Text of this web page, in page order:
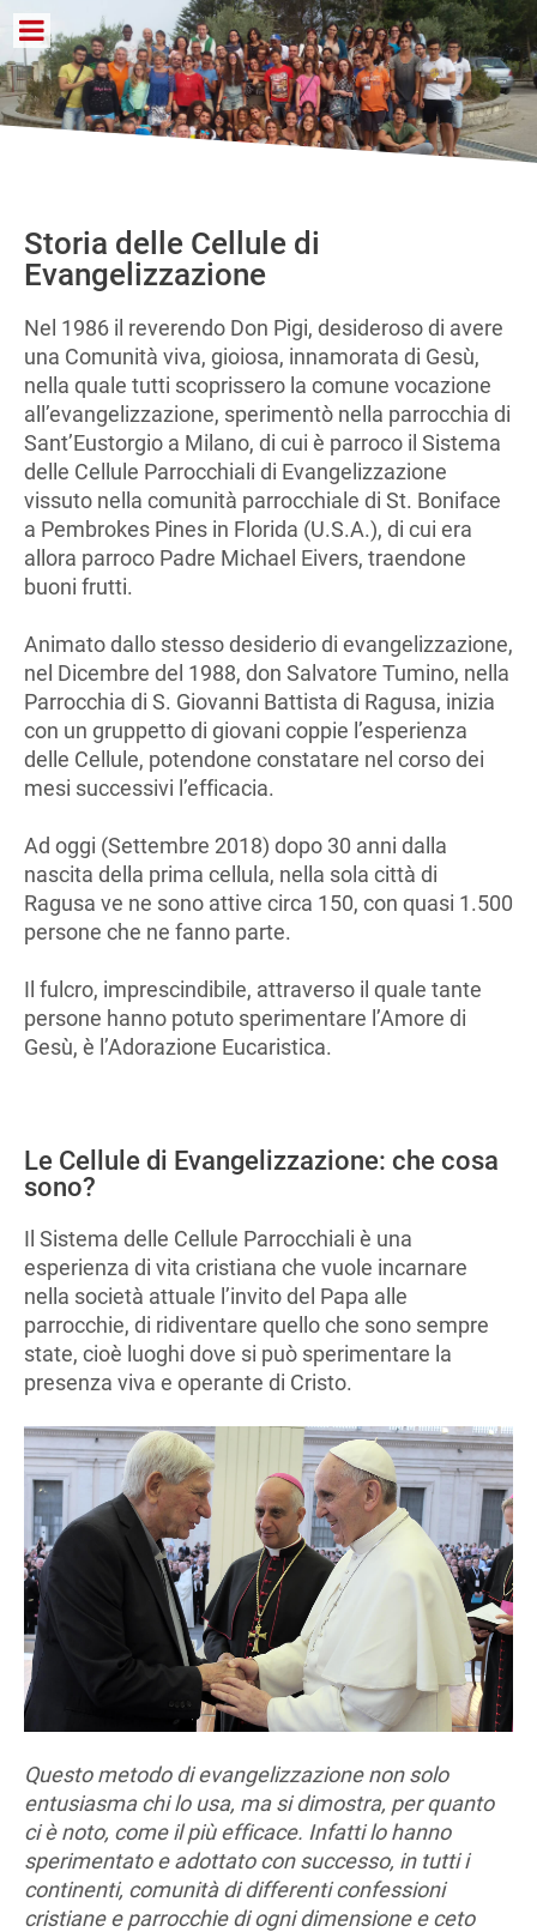
Storia delle Cellule di
Evangelizzazione
Nel 1986 il reverendo Don Pigi, desideroso di avere
una Comunità viva, gioiosa, innamorata di Gesù,
nella quale tutti scoprissero la comune vocazione
all’evangelizzazione, sperimentò nella parrocchia di
Sant’Eustorgio a Milano, di cui è parroco il Sistema
delle Cellule Parrocchiali di Evangelizzazione
vissuto nella comunità parrocchiale di St. Boniface
a Pembrokes Pines in Florida (U.S.A.), di cui era
allora parroco Padre Michael Eivers, traendone
buoni frutti.
Animato dallo stesso desiderio di evangelizzazione,
nel Dicembre del 1988, don Salvatore Tumino, nella
Parrocchia di S. Giovanni Battista di Ragusa, inizia
con un gruppetto di giovani coppie l’esperienza
delle Cellule, potendone constatare nel corso dei
mesi successivi l’efficacia.
Ad oggi (Settembre 2018) dopo 30 anni dalla
nascita della prima cellula, nella sola città di
Ragusa ve ne sono attive circa 150, con quasi 1.500
persone che ne fanno parte.
Il fulcro, imprescindibile, attraverso il quale tante
persone hanno potuto sperimentare l’Amore di
Gesù, è l’Adorazione Eucaristica.
Le Cellule di Evangelizzazione: che cosa
sono?
Il Sistema delle Cellule Parrocchiali è una
esperienza di vita cristiana che vuole incarnare
nella società attuale l’invito del Papa alle
parrocchie, di ridiventare quello che sono sempre
state, cioè luoghi dove si può sperimentare la
presenza viva e operante di Cristo.
Questo metodo di evangelizzazione non solo
entusiasma chi lo usa, ma si dimostra, per quanto
ci è noto, come il più efficace. Infatti lo hanno
sperimentato e adottato con successo, in tutti i
continenti, comunità di differenti confessioni
cristiane e parrocchie di ogni dimensione e ceto